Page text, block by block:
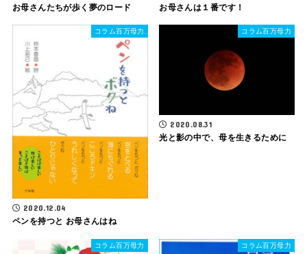
お母さんたちが歩く夢のロード お母さんは１番です！
コラム百万母力
2020.12.04
ペンを持つと お母さんはね
コラム百万母力
2020.08.31
光と影の中で、母を生きるために
コラム百万母力 コラム百万母力